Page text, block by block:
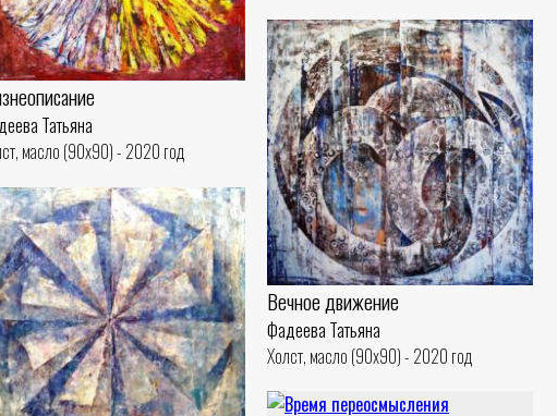
Татьяна
масло (90x90) - 2020 год
Вечное движение
Фадеева Татьяна
Холст, масло (90x90) - 2020 год